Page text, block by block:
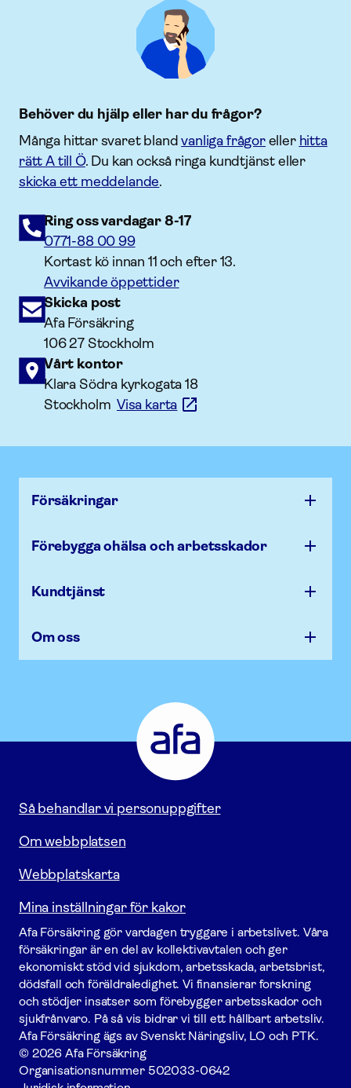
Behöver du hjälp eller har du frågor?
Många hittar svaret blandvanliga frågoreller hitta
rätt A till Ö. Du kan också ringa kundtjänst eller
skicka ett meddelande.
Ring oss vardagar 8-17
0771-88 00 99
Kortast kö innan 11 och efter 13.
Avvikande öppettider
Skicka post
Afa Försäkring
106 27 Stockholm
Vårt kontor
Klara Södra kyrkogata 18
StockholmVisa karta
Försäk­ringar
Förebygga ohälsa och arbets­skador
Kundtjänst
Om oss
Försäkring
Gå
till
startsidan
Så behandlar vi personuppgifter
Om webbplatsen
Webbplatskarta
Mina inställningar för kakor
Afa För­säkring gör vardagen tryggare i arbetslivet. Våra
försäk­ringar är en del av kollektivavtalen och ger
ekonomiskt stöd vid sjukdom, arbetsskada, arbetsbrist,
dödsfall och föräldraledighet. Vi finansierar forskning
och stödjer insatser som förebygger arbets­skador och
sjukfrånvaro. På så vis bidrar vi till ett hållbart arbetsliv.
Afa För­säkring ägs av Svenskt Näringsliv, LO och PTK.
© 2026 Afa Försäkring
Organisationsnummer 502033-0642